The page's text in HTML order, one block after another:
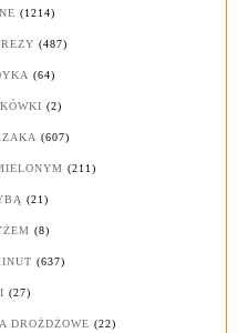
(1214)
(487)
(64)
(2)
(607)
(211)
(21)
(8)
(637)
(27)
DROŻDŻOWE (22)